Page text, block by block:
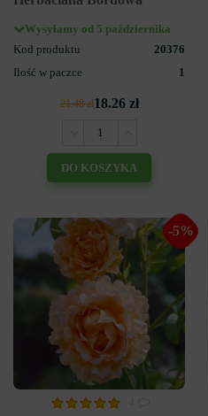
Wysyłamy od 5 października
Kod produktu
20376
Ilość w paczce
1
21.48 zł18.26 zł
DO KOSZYKA
-5%